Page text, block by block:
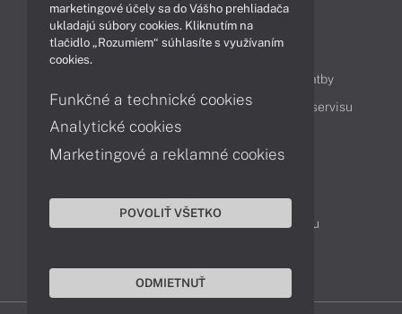
Obsah
Možnosti doručenia a platby
Podpora a servis
Servisné služby Cenník servisu
Kontakty
043 4224 771
Obchodné oddelenie
Reklamácia tovaru
marketingové účely sa do Vášho prehliadača
ukladajú súbory cookies. Kliknutím na
tlačidlo „Rozumiem“ súhlasíte s využívaním
cookies.
Funkčné a technické cookies
Analytické cookies
Marketingové a reklamné cookies
POVOLIŤ VŠETKO
ODMIETNUŤ